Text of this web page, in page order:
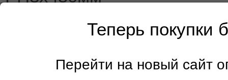
Теперь покупки
Перейти на новый сайт